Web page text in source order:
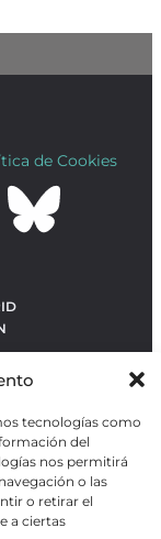
tecnologías como
del
nos permitirá
o las
o retirar el
a ciertas
de Cookies